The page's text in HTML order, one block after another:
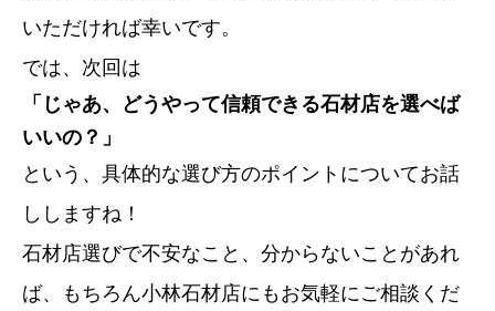
いただければ幸いです。
では、次回は
「じゃあ、どうやって信頼できる石材店を選べば
いいの？」
という、具体的な選び方のポイントについてお話
ししますね！
石材店選びで不安なこと、分からないことがあれ
ば、もちろん小林石材店にもお気軽にご相談くだ